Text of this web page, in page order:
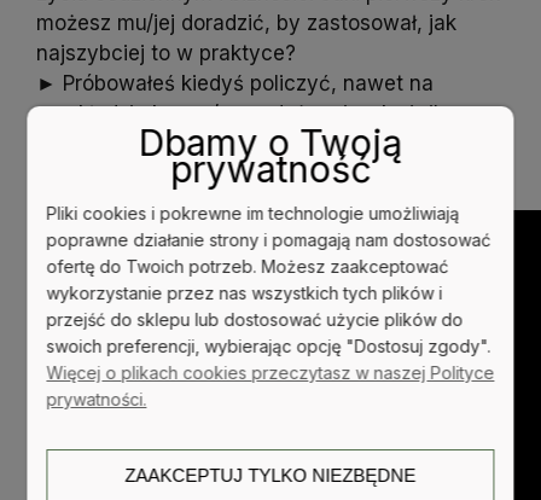
możesz mu/jej doradzić, by zastosował, jak
najszybciej to w praktyce?
► Próbowałeś kiedyś policzyć, nawet na
przykładzie kupna/sprzedaży mieszkań, ile
zaoszczędziłeś/zarobiłeś pieniędzy poprzez
umiejętność negocjacji?
Dbamy o Twoją
prywatność
Pliki cookies i pokrewne im technologie umożliwiają
poprawne działanie strony i pomagają nam dostosować
ofertę do Twoich potrzeb. Możesz zaakceptować
wykorzystanie przez nas wszystkich tych plików i
przejść do sklepu lub dostosować użycie plików do
swoich preferencji, wybierając opcję "Dostosuj zgody".
Więcej o plikach cookies przeczytasz w naszej Polityce
prywatności.
ZAAKCEPTUJ TYLKO NIEZBĘDNE